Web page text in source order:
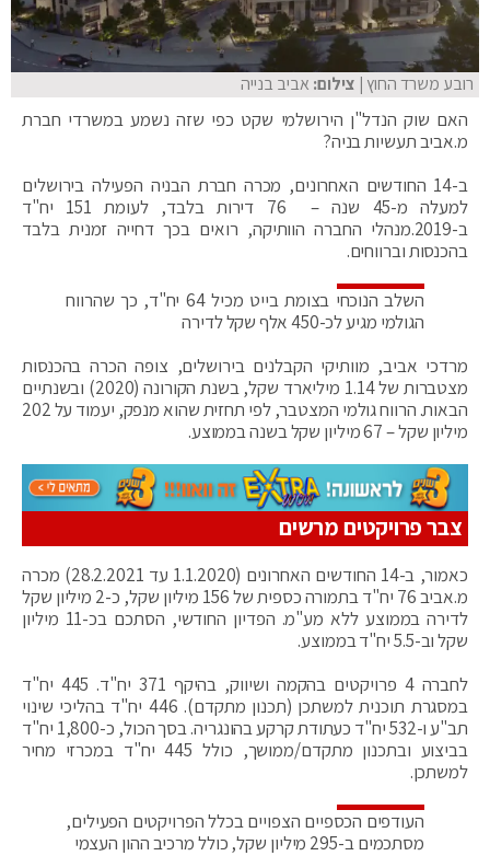
רובע משרד החוץ | צילום: אביב בנייה
האם שוק הנדל"ן הירושלמי שקט כפי שזה נשמע במשרדי חברת
מ.אביב תעשיות בניה?
ב-14 החודשים האחרונים, מכרה חברת הבניה הפעילה בירושלים
למעלה מ-45 שנה – 76 דירות בלבד, לעומת 151 יח"ד
ב-2019.מנהלי החברה הוותיקה, רואים בכך דחייה זמנית בלבד
בהכנסות וברווחים.
השלב הנוכחי בצומת בייט מכיל 64 יח"ד, כך שהרווח
הגולמי מגיע לכ-450 אלף שקל לדירה
מרדכי אביב, מוותיקי הקבלנים בירושלים, צופה הכרה בהכנסות
מצטברות של 1.14 מיליארד שקל, בשנת הקורונה (2020) ובשנתיים
הבאות. הרווח גולמי המצטבר, לפי תחזית שהוא מנפק, יעמוד על 202
מיליון שקל – 67 מיליון שקל בשנה בממוצע.
צבר פרויקטים מרשים
כאמור, ב-14 החודשים האחרונים (1.1.2020 עד 28.2.2021) מכרה
מ.אביב 76 יח"ד בתמורה כספית של 156 מיליון שקל, כ-2 מיליון שקל
לדירה בממוצע ללא מע"מ. הפדיון החודשי, הסתכם בכ-11 מיליון
שקל וב-5.5 יח"ד בממוצע.
לחברה 4 פרויקטים בהקמה ושיווק, בהיקף 371 יח"ד. 445 יח"ד
במסגרת תוכנית למשתכן (תכנון מתקדם). 446 יח"ד בהליכי שינוי
תב"ע ו-532 יח"ד כעתודת קרקע בהונגריה. בסך הכול, כ-1,800 יח"ד
בביצוע ובתכנון מתקדם/ממושך, כולל 445 יח"ד במכרזי מחיר
למשתכן.
העודפים הכספיים הצפויים בכלל הפרויקטים הפעילים,
מסתכמים ב-295 מיליון שקל, כולל מרכיב ההון העצמי